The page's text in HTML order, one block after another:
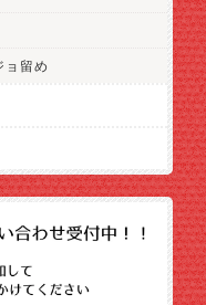
ョ留め